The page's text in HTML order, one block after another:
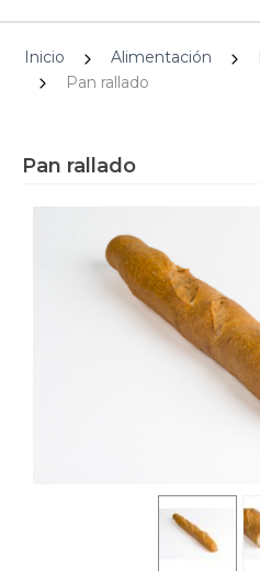
Inicio Alimentación
Pan rallado
Pan rallado